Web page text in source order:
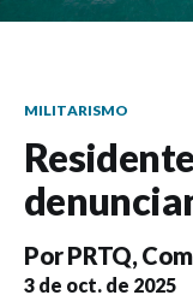
MILITARISMO
PorPRTQ,
3 de oct. de 2025